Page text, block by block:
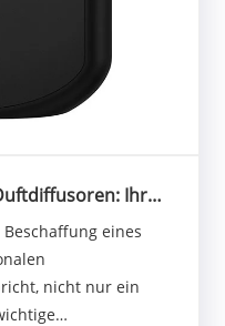
Ihr
eines
nicht nur ein